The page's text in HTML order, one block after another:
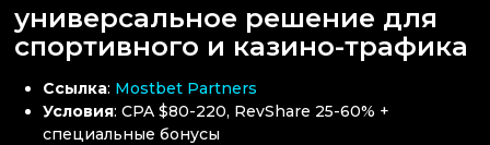
универсальное решение для
спортивного и казино-трафика
Ссылка: Mostbet Partners
Условия: CPA $80-220, RevShare 25-60% +
специальные бонусы